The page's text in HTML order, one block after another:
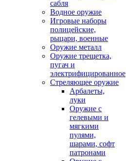
сабля
Водное оружие
Игровые наборы
полицейские,
рыцари, военные
Оружие металл
Оружие трещетка,
пугач и
электрифицированное
Стреляющее оружие
Арбалеты,
луки
Оружие с
гелевыми и
мягкими
пулями,
шарами, софт
патронами